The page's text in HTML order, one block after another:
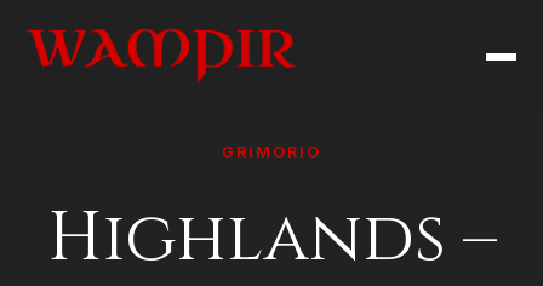
GRIMÓRIO
Highlands –